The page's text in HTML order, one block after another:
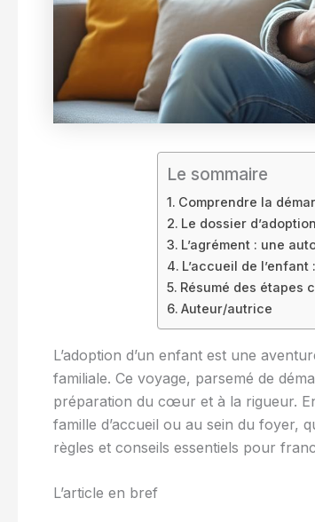
Le sommaire
Comprendre la
Le dossier
L’agrément : une
L’accueil de
Résumé des étapes
Auteur/autrice
L’adoption d’un enfant est une
familiale. Ce voyage, parsemé de
préparation du cœur et à la rigueur.
famille d’accueil ou au sein du foyer,
règles et conseils essentiels pour
L’article en bref